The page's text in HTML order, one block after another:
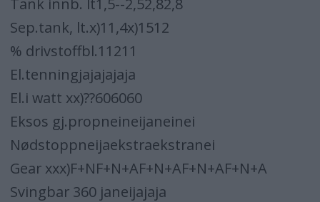
Sep.tank, lt.x)11,4x)1512
% drivstoffbl.11211
El.tenningjajajajaja
El.i watt xx)??606060
Eksos gj.propneineijaneinei
Nødstoppneijaekstraekstranei
Gear xxx)F+NF+N+AF+N+AF+N+AF+N+A
Svingbar 360 janeijajaja